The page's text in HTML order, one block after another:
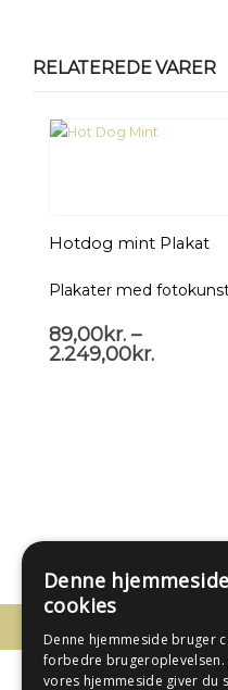
RELATEREDE VARER
Hotdog mint Plakat
Plakater med
89,00kr. –
2.249,00kr.
Denne
cookies
Denne hjemmeside bruger
forbedre brugeroplevelsen.
vores hjemmeside giver du